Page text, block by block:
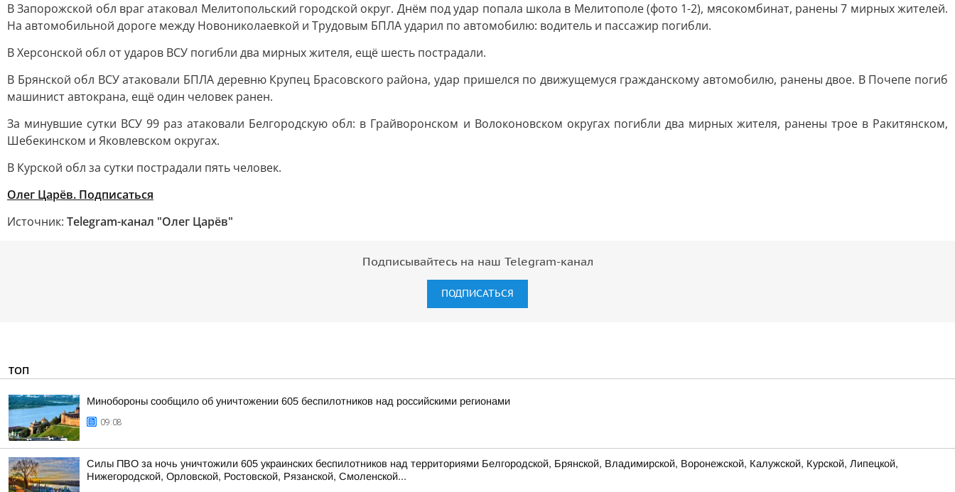
В Запорожской обл враг атаковал Мелитопольский городской округ. Днём под удар попала школа в Мелитополе (фото 1-2), мясокомбинат, ранены 7 мирных жителей.
На автомобильной дороге между Новониколаевкой и Трудовым БПЛА ударил по автомобилю: водитель и пассажир погибли.
В Херсонской обл от ударов ВСУ погибли два мирных жителя, ещё шесть пострадали.
В Брянской обл ВСУ атаковали БПЛА деревню Крупец Брасовского района, удар пришелся по движущемуся гражданскому автомобилю, ранены двое. В Почепе погиб
машинист автокрана, ещё один человек ранен.
За минувшие сутки ВСУ 99 раз атаковали Белгородскую обл: в Грайворонском и Волоконовском округах погибли два мирных жителя, ранены трое в Ракитянском,
Шебекинском и Яковлевском округах.
В Курской обл за сутки пострадали пять человек.
Олег Царёв. Подписаться
Источник: Telegram-канал "Олег Царёв"
Подписывайтесь на наш Telegram-канал
ПОДПИСАТЬСЯ
ТОП
Минобороны сообщило об уничтожении 605 беспилотников над российскими регионами
09:08
Силы ПВО за ночь уничтожили 605 украинских беспилотников над территориями Белгородской, Брянской, Владимирской, Воронежской, Калужской, Курской, Липецкой,
Нижегородской, Орловской, Ростовской, Рязанской, Смоленской...